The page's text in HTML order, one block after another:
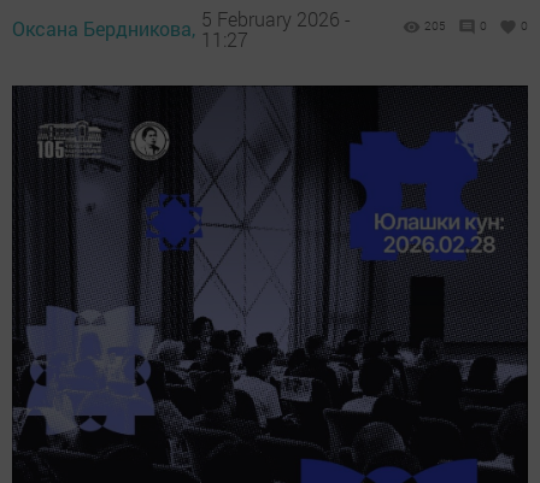
Оксана Бердникова, 5 February 2026 -
11:27
205 0 0